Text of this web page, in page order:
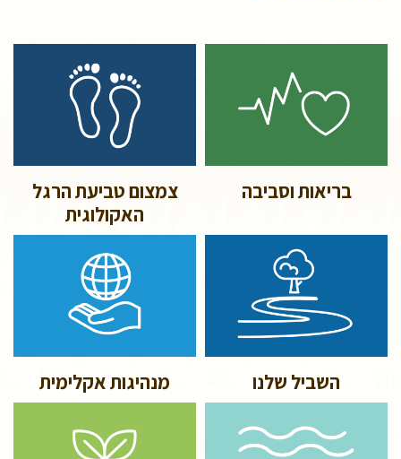
בריאות וסביבה
צמצום טביעת הרגל
האקולוגית
השביל שלנו מנהיגות אקלימית